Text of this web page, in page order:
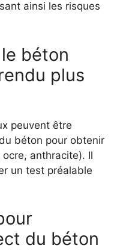
ainsi les risques
béton
plus
peuvent être
béton pour obtenir
anthracite). Il
un test préalable
du béton